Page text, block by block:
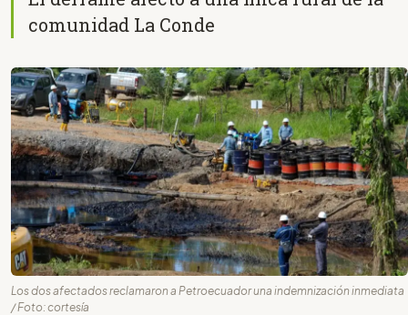
comunidad La Conde
Los dos afectados reclamaron a Petroecuador una indemnización inmediata
/ Foto: cortesía